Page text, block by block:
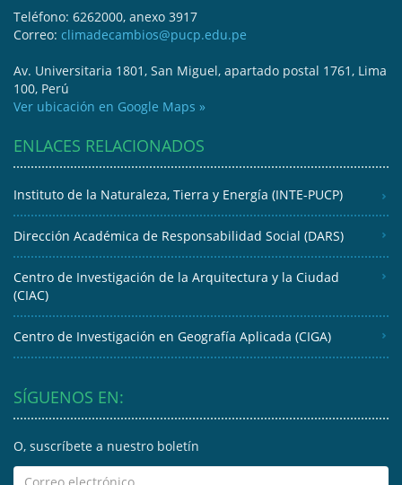
Teléfono: 6262000, anexo 3917
Correo: climadecambios@pucp.edu.pe
Av. Universitaria 1801, San Miguel, apartado postal 1761, Lima
100, Perú
Ver ubicación en Google Maps »
ENLACES RELACIONADOS
Instituto de la Naturaleza, Tierra y Energía (INTE-PUCP)
Dirección Académica de Responsabilidad Social (DARS)
Centro de Investigación de la Arquitectura y la Ciudad
(CIAC)
Centro de Investigación en Geografía Aplicada (CIGA)
SÍGUENOS EN:
O, suscríbete a nuestro boletín